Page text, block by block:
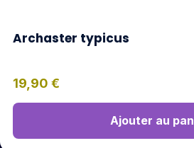
Archaster typicus
19,90 €
Ajouter au